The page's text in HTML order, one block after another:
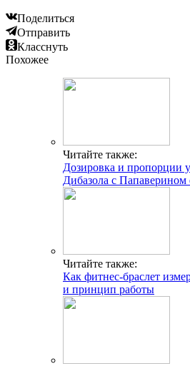
Поделиться
Отправить
Класснуть
Похожее
Читайте также:
Дозировка и пропорции
Дибазола с Папаверином
Читайте также:
Как фитнес-браслет
и принцип работы